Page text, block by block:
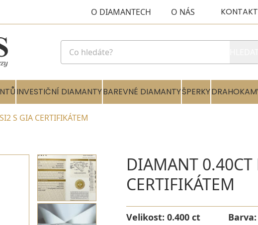
O DIAMANTECH O NÁS KONTAKT
INVESTIČNÍ DIAMANTYBAREVNÉ DIAMANTYŠPERKY
S GIA CERTIFIKÁTEM
DIAMANT 0.40CT
CERTIFIKÁTEM
Velikost: 0.400 ct Barva: